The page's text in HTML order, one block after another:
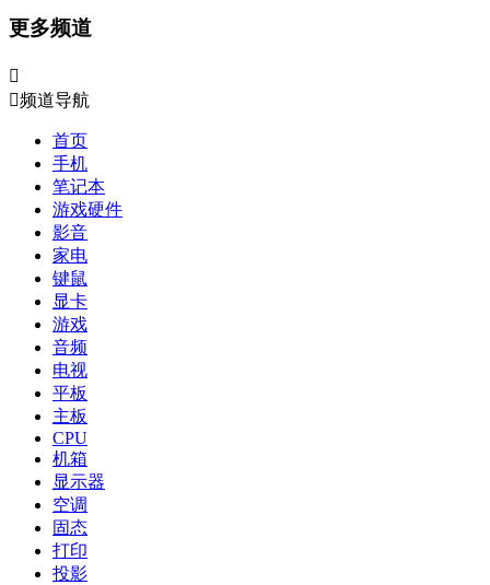
更多频道

频道导航
首页
手机
笔记本
游戏硬件
影音
家电
键鼠
显卡
游戏
音频
电视
平板
主板
CPU
机箱
显示器
空调
固态
打印
投影